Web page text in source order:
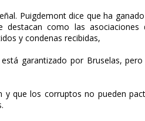
Puigdemont dice que ha
como las asociaciones
y condenas recibidas,
garantizado por Bruselas,
y que los corruptos no pueden